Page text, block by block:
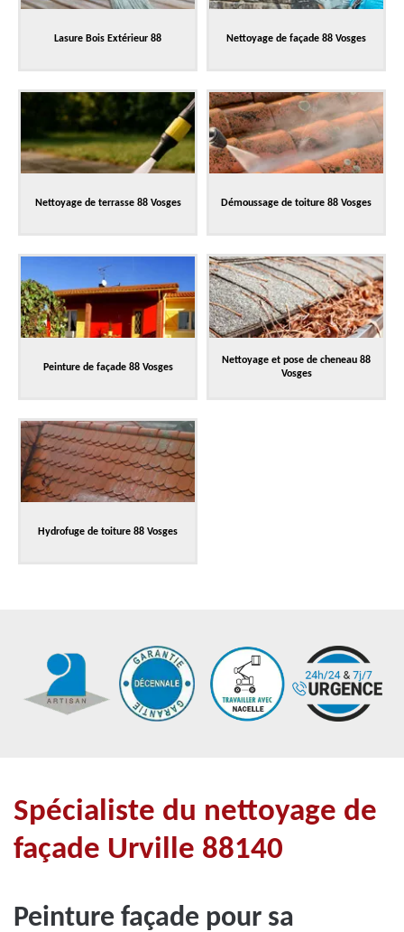
Lasure Bois Extérieur 88 Nettoyage de façade 88 Vosges
Nettoyage de terrasse 88 Vosges Démoussage de toiture 88 Vosges
Peinture de façade 88 Vosges
Nettoyage et pose de cheneau 88
Vosges
Hydrofuge de toiture 88 Vosges
Spécialiste du nettoyage de
façade Urville 88140
Peinture façade pour sa